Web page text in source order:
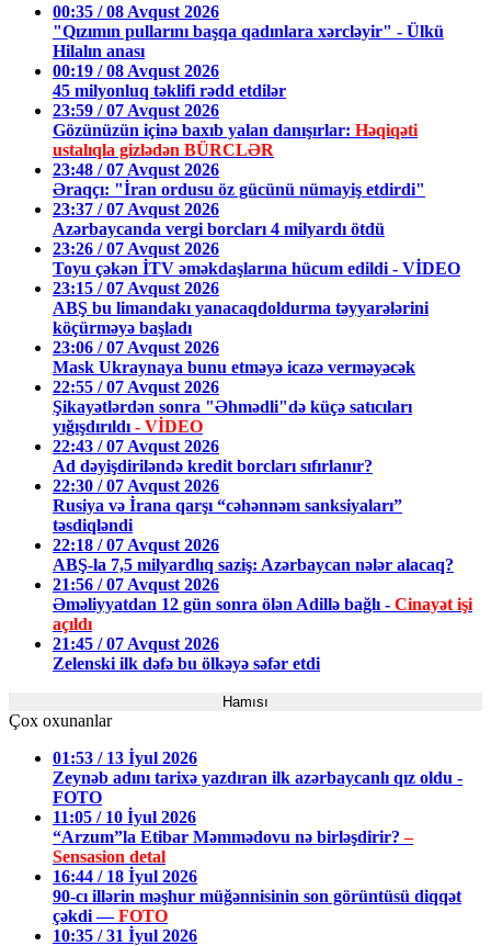
00:35 / 08 Avqust 2026
"Qızımın pullarını başqa qadınlara xərcləyir" - Ülkü
Hilalın anası
00:19 / 08 Avqust 2026
45 milyonluq təklifi rədd etdilər
23:59 / 07 Avqust 2026
Gözünüzün içinə baxıb yalan danışırlar: Həqiqəti
ustalıqla gizlədən BÜRCLƏR
23:48 / 07 Avqust 2026
Əraqçı: "İran ordusu öz gücünü nümayiş etdirdi"
23:37 / 07 Avqust 2026
Azərbaycanda vergi borcları 4 milyardı ötdü
23:26 / 07 Avqust 2026
Toyu çəkən İTV əməkdaşlarına hücum edildi - VİDEO
23:15 / 07 Avqust 2026
ABŞ bu limandakı yanacaqdoldurma təyyarələrini
köçürməyə başladı
23:06 / 07 Avqust 2026
Mask Ukraynaya bunu etməyə icazə verməyəcək
22:55 / 07 Avqust 2026
Şikayətlərdən sonra "Əhmədli"də küçə satıcıları
yığışdırıldı - VİDEO
22:43 / 07 Avqust 2026
Ad dəyişdiriləndə kredit borcları sıfırlanır?
22:30 / 07 Avqust 2026
Rusiya və İrana qarşı “cəhənnəm sanksiyaları”
təsdiqləndi
22:18 / 07 Avqust 2026
ABŞ-la 7,5 milyardlıq saziş: Azərbaycan nələr alacaq?
21:56 / 07 Avqust 2026
Əməliyyatdan 12 gün sonra ölən Adillə bağlı - Cinayət işi
açıldı
21:45 / 07 Avqust 2026
Zelenski ilk dəfə bu ölkəyə səfər etdi
Hamısı
Çox oxunanlar
01:53 / 13 İyul 2026
Zeynəb adını tarixə yazdıran ilk azərbaycanlı qız oldu -
FOTO
11:05 / 10 İyul 2026
“Arzum”la Etibar Məmmədovu nə birləşdirir?–
Sensasion detal
16:44 / 18 İyul 2026
90-cı illərin məşhur müğənnisinin son görüntüsü diqqət
çəkdi —FOTO
10:35 / 31 İyul 2026